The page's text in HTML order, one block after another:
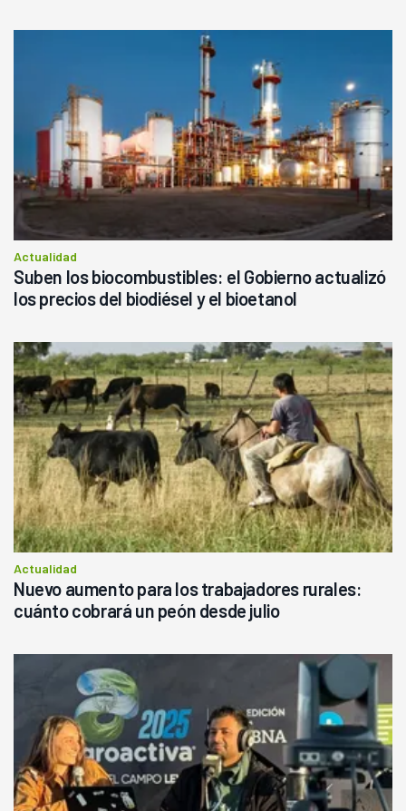
Actualidad
Suben los biocombustibles: el Gobierno actualizó
los precios del biodiésel y el bioetanol
Actualidad
Nuevo aumento para los trabajadores rurales:
cuánto cobrará un peón desde julio